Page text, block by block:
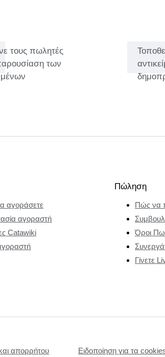
και να μοιράζεται τις
με τους πωλητές και να
τους πωλητές
των
αγοράσετε
αγοραστή
Catawiki
Πώληση
Πώς να
Όροι
Γίνετε
απορρήτου Ειδοποίηση για τα